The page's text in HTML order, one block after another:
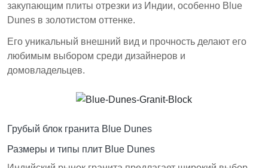
закупающим плиты отрезки из Индии, особенно Blue
Dunes в золотистом оттенке.
Его уникальный внешний вид и прочность делают его
любимым выбором среди дизайнеров и
домовладельцев.
Грубый блок гранита Blue Dunes
Размеры и типы плит Blue Dunes